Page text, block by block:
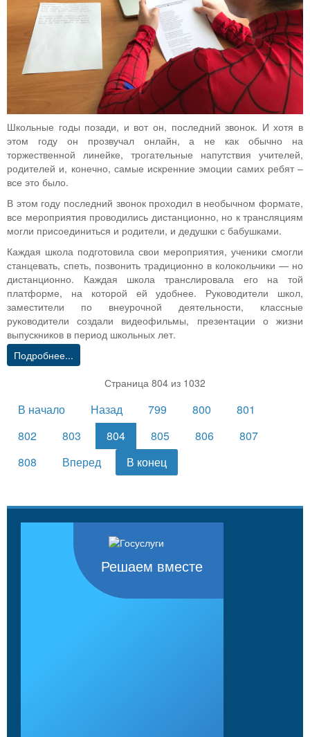
Школьные годы позади, и вот он, последний звонок. И хотя в
этом году он прозвучал онлайн, а не как обычно на
торжественной линейке, трогательные напутствия учителей,
родителей и, конечно, самые искренние эмоции самих ребят –
все это было.
В этом году последний звонок проходил в необычном формате,
все мероприятия проводились дистанционно, но к трансляциям
могли присоединиться и родители, и дедушки с бабушками.
Каждая школа подготовила свои мероприятия, ученики смогли
станцевать, спеть, позвонить традиционно в колокольчики — но
дистанционно. Каждая школа транслировала его на той
платформе, на которой ей удобнее. Руководители школ,
заместители по внеурочной деятельности, классные
руководители создали видеофильмы, презентации о жизни
выпускников в период школьных лет.
Подробнее...
Страница 804 из 1032
В начало Назад 799 800
801
802
803 804 805 806
807
808
Вперед В конец
Решаем вместе